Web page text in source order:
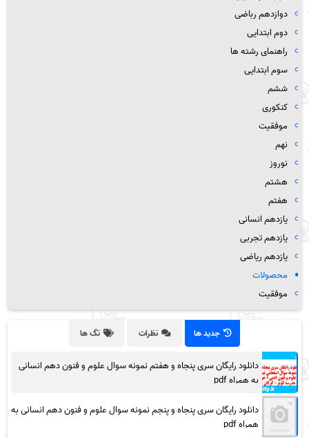
دوازدهم رباضی
دوم ابتدایی
راهنمای رشته ها
سوم ابتدایی
ششم
کنکوری
موفقیت
نهم
نوروز
هشتم
هفتم
یازدهم انسانی
یازدهم تجربی
یازدهم ریاضی
محصولات
موفقیت
جدید ها نظرات تگ ها
دانلود رایگان سری پنجاه و هفتم نمونه سوال علوم و فنون دهم انسانی
به همراه pdf
دانلود رایگان سری پنجاه و پنجم نمونه سوال علوم و فنون دهم انسانی به
همراه pdf